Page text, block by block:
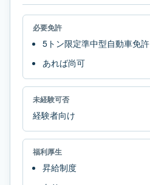
必要免許
5トン限定準中型自動車免許
あれば尚可
未経験可否
経験者向け
福利厚生
昇給制度